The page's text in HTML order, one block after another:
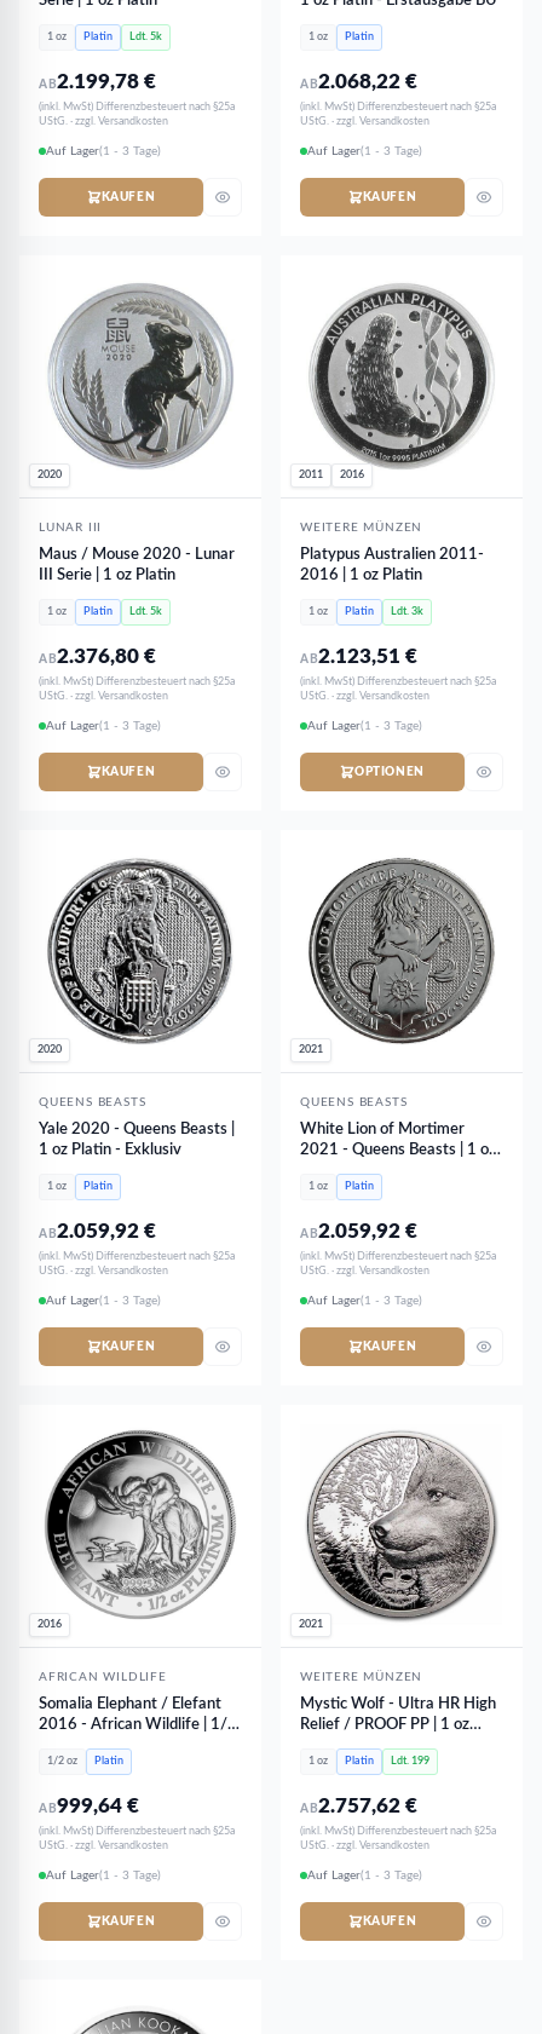
1 oz Platin Ldt. 5k
AB2.199,78€
(inkl. MwSt) Differenzbesteuert nach §25a
UStG. · zzgl. Versandkosten
Auf Lager(1 - 3 Tage)
KAUFEN
1 oz Platin
AB2.068,22€
(inkl. MwSt) Differenzbesteuert nach §25a
UStG. · zzgl. Versandkosten
Auf Lager(1 - 3 Tage)
KAUFEN
2020
LUNAR III
Maus / Mouse 2020 - Lunar
III Serie | 1 oz Platin
1 oz Platin Ldt. 5k
AB2.376,80€
(inkl. MwSt) Differenzbesteuert nach §25a
UStG. · zzgl. Versandkosten
Auf Lager(1 - 3 Tage)
KAUFEN
2011 2016
WEITERE MÜNZEN
Platypus Australien 2011-
2016 | 1 oz Platin
1 oz Platin Ldt. 3k
AB2.123,51€
(inkl. MwSt) Differenzbesteuert nach §25a
UStG. · zzgl. Versandkosten
Auf Lager(1 - 3 Tage)
OPTIONEN
2020
QUEENS BEASTS
Yale 2020 - Queens Beasts |
1 oz Platin - Exklusiv
1 oz Platin
AB2.059,92€
(inkl. MwSt) Differenzbesteuert nach §25a
UStG. · zzgl. Versandkosten
Auf Lager(1 - 3 Tage)
KAUFEN
2021
QUEENS BEASTS
White Lion of Mortimer
2021 - Queens Beasts | 1 oz
Platin
1 oz Platin
AB2.059,92€
(inkl. MwSt) Differenzbesteuert nach §25a
UStG. · zzgl. Versandkosten
Auf Lager(1 - 3 Tage)
KAUFEN
2016
AFRICAN WILDLIFE
Somalia Elephant / Elefant
2016 - African Wildlife | 1/2
oz Platin
1/2 oz Platin
AB999,64€
(inkl. MwSt) Differenzbesteuert nach §25a
UStG. · zzgl. Versandkosten
Auf Lager(1 - 3 Tage)
KAUFEN
2021
WEITERE MÜNZEN
Mystic Wolf - Ultra HR High
Relief / PROOF PP | 1 oz
Platin - limitiert 199 Stk
1 oz Platin Ldt. 199
AB2.757,62€
(inkl. MwSt) Differenzbesteuert nach §25a
UStG. · zzgl. Versandkosten
Auf Lager(1 - 3 Tage)
KAUFEN